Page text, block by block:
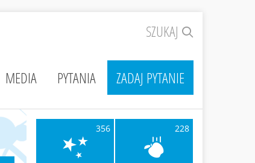
SZUKAJ
MEDIA PYTANIA ZADAJ PYTANIE
356 228